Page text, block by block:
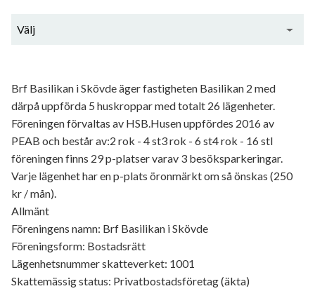
Välj
Brf Basilikan i Skövde äger fastigheten Basilikan 2 med
därpå uppförda 5 huskroppar med totalt 26 lägenheter.
Föreningen förvaltas av HSB.Husen uppfördes 2016 av
PEAB och består av:2 rok - 4 st3 rok - 6 st4 rok - 16 stI
föreningen finns 29 p-platser varav 3 besöksparkeringar.
Varje lägenhet har en p-plats öronmärkt om så önskas (250
kr / mån).
Allmänt
Föreningens namn: Brf Basilikan i Skövde
Föreningsform: Bostadsrätt
Lägenhetsnummer skatteverket: 1001
Skattemässig status: Privatbostadsföretag (äkta)